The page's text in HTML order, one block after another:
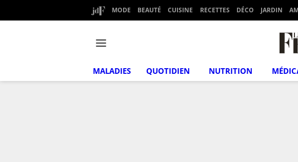
MODE BEAUTÉ CUISINE RECETTES DÉCO JARDIN
MALADIES QUOTIDIEN NUTRITION